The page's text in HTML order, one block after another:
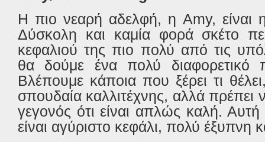
Η πιο νεαρή αδελφή, η Amy, είναι
Δύσκολη και καμία φορά σκέτο
κεφαλιού της πιο πολύ από τις
θα δούμε ένα πολύ διαφορετικό
Βλέπουμε κάποια που ξέρει τι
σπουδαία καλλιτέχνης, αλλά πρέπει
γεγονός ότι είναι απλώς καλή.
είναι αγύριστο κεφάλι, πολύ έξυπνη